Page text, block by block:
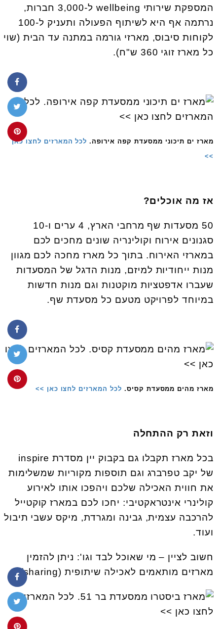
המספקת שירותי wellbeing ל-3,000 חברות,
נרתמה אף היא לשיתוף הפעולה ותעניק ל-100
לקוחות סיבוס, מארזי גורמה במתנה עד הבית (שוי
כל מארז זוגי 360 ש"ח).
מארז ים תיכוני ממסעדת קפה אירופה. לכל המארזים לחצו כאן
>>
אז מה אוכלים?
50 מסעדות שף מרחבי הארץ, 4 ערים ו-10
סגנונים אירוח וקולינריה שונים מחכים לכם
במארזי האירוח. בתוך כל מארז מחכה לכם מגוון
מנות ייחודיות למיזם, מנות הדגל של המסעדות
שעברו אדפטציות מוקטנות וגם מנות חדשות
במיוחד לפרויקט מטעם כל מסעדת שף.
מארז מהים ממסעדת קסיס. לכל המארזים לחצו כאן >>
וזאת רק ההתחלה
בכל מארז תקבלו גם בקבוק יין מסדרת inspire
של יקב טפרברג וגם תוספות מקוריות שמשלימות
את חווית האכילה שלכם ויהפכו אותו לאירוע
קולינרי אינטראקטיבי: יחכו לכם במארז קוקטייל
להרכבה עצמית, גבינה ומגרדת, מיקס עשבי תיבול
ועוד.
חשוב לציין – מי שאוכל לבד וגו': ניתן להזמין
מארזים מותאמים לאכילה שיתופית (sharing)